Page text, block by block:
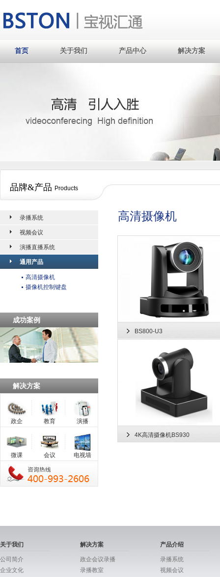
首页
首页 关于我们
关于我们 产品中心
产品中心 解决方案
解决方案
品牌&产品 Products
录播系统
视频会议
演播直播系统
通用产品
高清摄像机
摄像机控制键盘
成功案例
解决方案
政企 教育 演播
微课 会议 电视墙
高清摄像机
BS800-U3
4K高清摄像机BS930
关于我们
公司简介
企业文化
解决方案
政企会议录播
录播教室
产品介绍
录播系统
视频会议